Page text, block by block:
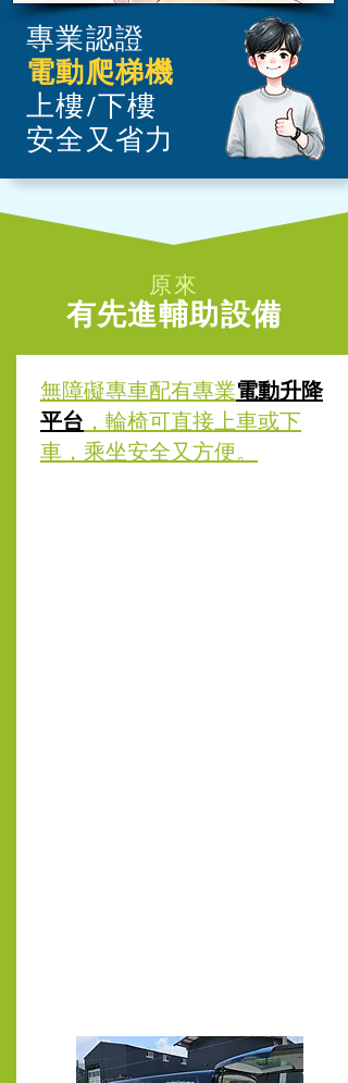
專業認證
電動爬梯機
上樓/下樓
​安全又省力
原來
有先進輔助設備
​無障礙專車配有專業電動升降
平台 ，輪椅可直接上車或下
車，乘坐​安全又方便。